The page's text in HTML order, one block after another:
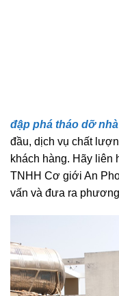
đập phá tháo dỡ
đầu, dịch vụ chất
khách hàng. Hãy liên
TNHH Cơ giới An
vấn và đưa ra